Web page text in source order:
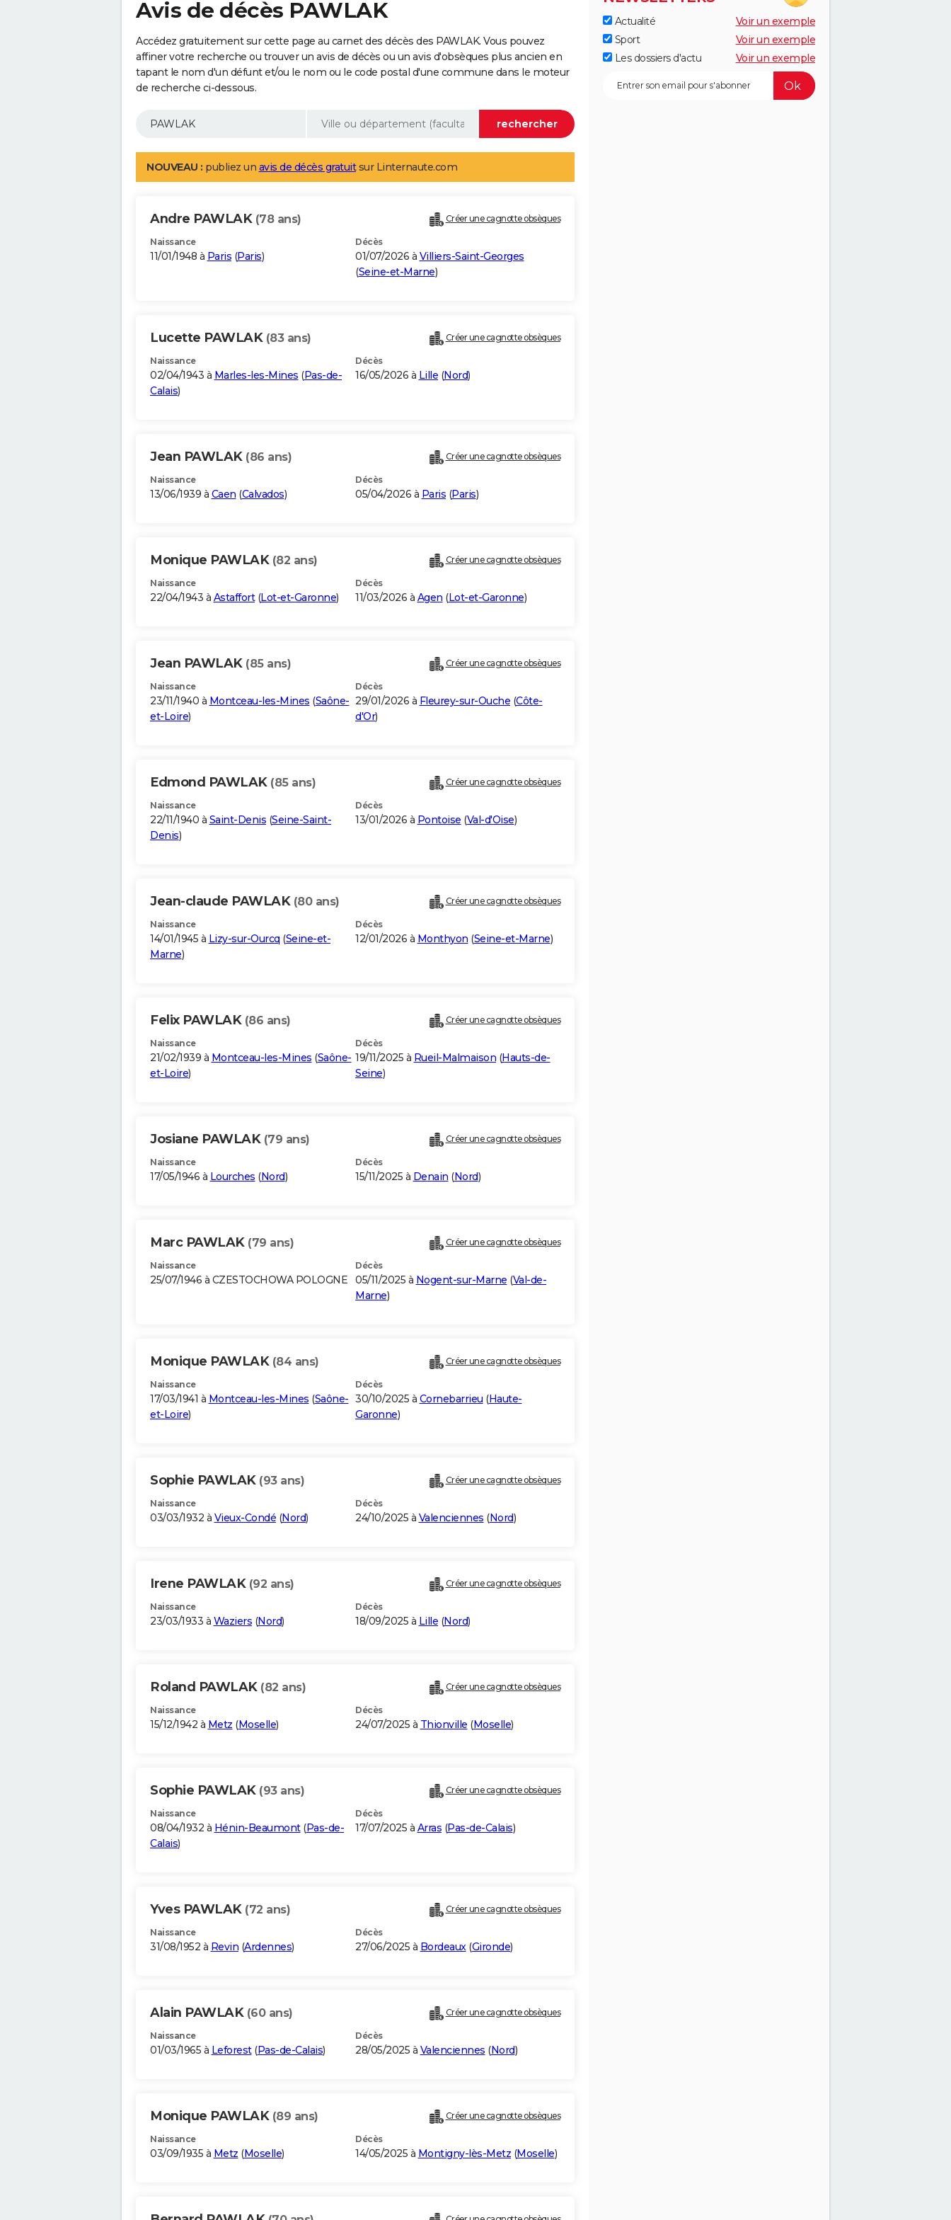
Avis de décès PAWLAK
Accédez gratuitement sur cette page au carnet des décès des PAWLAK. Vous pouvez
affiner votre recherche ou trouver un avis de décès ou un avis d'obsèques plus ancien en
tapant le nom d'un défunt et/ou le nom ou le code postal d'une commune dans le moteur
de recherche ci-dessous.
NOUVEAU : publiez un avis de décès gratuitsur Linternaute.com
Andre PAWLAK (78 ans) Créer une cagnotte obsèques
Naissance
11/01/1948 à Paris (Paris)
Décès
01/07/2026 à Villiers-Saint-Georges
(Seine-et-Marne)
Lucette PAWLAK (83 ans) Créer une cagnotte obsèques
Naissance
02/04/1943 à Marles-les-Mines (Pas-de-
Calais)
Décès
16/05/2026 à Lille (Nord)
Jean PAWLAK (86 ans) Créer une cagnotte obsèques
Naissance
13/06/1939 à Caen (Calvados)
Décès
05/04/2026 à Paris (Paris)
Monique PAWLAK (82 ans) Créer une cagnotte obsèques
Naissance
22/04/1943 à Astaffort(Lot-et-Garonne)
Décès
11/03/2026 à Agen (Lot-et-Garonne)
Jean PAWLAK (85 ans) Créer une cagnotte obsèques
Naissance
23/11/1940 à Montceau-les-Mines (Saône-
et-Loire)
Décès
29/01/2026 à Fleurey-sur-Ouche (Côte-
d'Or)
Edmond PAWLAK (85 ans) Créer une cagnotte obsèques
Naissance
22/11/1940 à Saint-Denis (Seine-Saint-
Denis)
Décès
13/01/2026 à Pontoise (Val-d'Oise)
Jean-claude PAWLAK (80 ans) Créer une cagnotte obsèques
Naissance
14/01/1945 à Lizy-sur-Ourcq (Seine-et-
Marne)
Décès
12/01/2026 à Monthyon (Seine-et-Marne)
Felix PAWLAK (86 ans) Créer une cagnotte obsèques
Naissance
21/02/1939 à Montceau-les-Mines (Saône-
et-Loire)
Décès
19/11/2025 à Rueil-Malmaison (Hauts-de-
Seine)
Josiane PAWLAK (79 ans) Créer une cagnotte obsèques
Naissance
17/05/1946 à Lourches (Nord)
Décès
15/11/2025 à Denain (Nord)
Marc PAWLAK (79 ans) Créer une cagnotte obsèques
Naissance
25/07/1946 à CZESTOCHOWA POLOGNE
Décès
05/11/2025 à Nogent-sur-Marne (Val-de-
Marne)
Monique PAWLAK (84 ans) Créer une cagnotte obsèques
Naissance
17/03/1941 à Montceau-les-Mines (Saône-
et-Loire)
Décès
30/10/2025 à Cornebarrieu (Haute-
Garonne)
Sophie PAWLAK (93 ans) Créer une cagnotte obsèques
Naissance
03/03/1932 à Vieux-Condé (Nord)
Décès
24/10/2025 à Valenciennes (Nord)
Irene PAWLAK (92 ans) Créer une cagnotte obsèques
Naissance
23/03/1933 à Waziers (Nord)
Décès
18/09/2025 à Lille (Nord)
Roland PAWLAK (82 ans) Créer une cagnotte obsèques
Naissance
15/12/1942 à Metz (Moselle)
Décès
24/07/2025 à Thionville (Moselle)
Sophie PAWLAK (93 ans) Créer une cagnotte obsèques
Naissance
08/04/1932 à Hénin-Beaumont(Pas-de-
Calais)
Décès
17/07/2025 à Arras (Pas-de-Calais)
Yves PAWLAK (72 ans) Créer une cagnotte obsèques
Naissance
31/08/1952 à Revin (Ardennes)
Décès
27/06/2025 à Bordeaux(Gironde)
Alain PAWLAK (60 ans) Créer une cagnotte obsèques
Naissance
01/03/1965 à Leforest(Pas-de-Calais)
Décès
28/05/2025 à Valenciennes (Nord)
Monique PAWLAK (89 ans) Créer une cagnotte obsèques
Naissance
03/09/1935 à Metz (Moselle)
Décès
14/05/2025 à Montigny-lès-Metz (Moselle)
Actualité
Voir un exemple
Sport
Voir un exemple
Les dossiers d'actu
Voir un exemple